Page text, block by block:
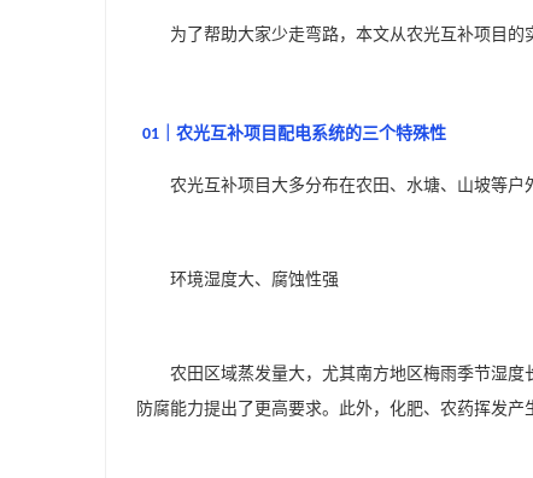
为了帮助大家少走弯路，本文从农光互补项目的
01 ｜农光互补项目配电系统的三个特殊性
农光互补项目大多分布在农田、水塘、山坡等户
环境湿度大、腐蚀性强
农田区域蒸发量大，尤其南方地区梅雨季节湿度
防腐能力提出了更高要求。此外，化肥、农药挥发产